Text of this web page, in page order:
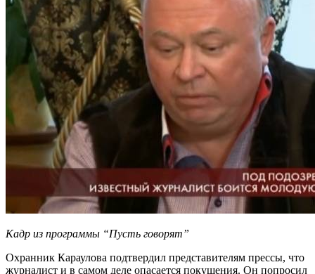
Кадр из программы “Пусть говорят”
Охранник Караулова подтвердил представителям прессы, что
журналист и в самом деле опасается покушения. Он попросил